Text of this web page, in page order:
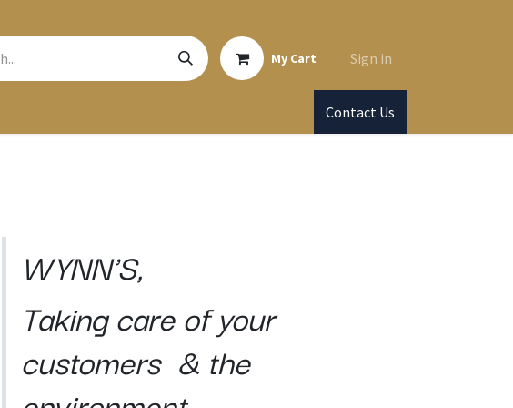
My Cart Sign in
Contact Us
WYNN'S,
Taking care of your
customers & the